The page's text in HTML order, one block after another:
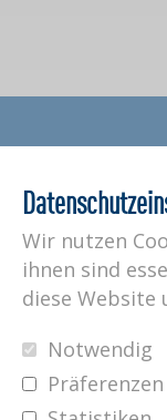
Referenzobjekte
Wir nutzen
ihnen sind
diese Website
Notwendig
Präferenzen